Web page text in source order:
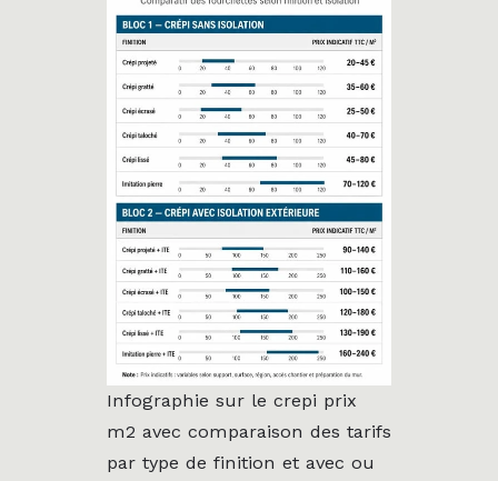
Infographie sur le crepi prix
m2 avec comparaison des tarifs
par type de finition et avec ou